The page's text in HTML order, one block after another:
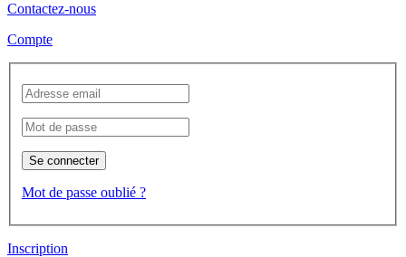
Contactez-nous
Compte
Se connecter
Mot de passe oublié ?
Inscription